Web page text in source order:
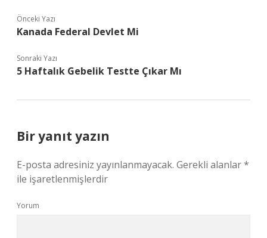
Önceki Yazı
Kanada Federal Devlet Mi
Sonraki Yazı
5 Haftalık Gebelik Testte Çıkar Mı
Bir yanıt yazın
E-posta adresiniz yayınlanmayacak. Gerekli alanlar*
ile işaretlenmişlerdir
Yorum